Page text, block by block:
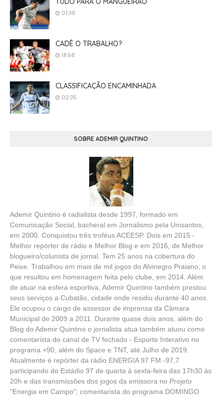
01:38
CADÊ O TRABALHO?
18:58
CLASSIFICAÇÃO ENCAMINHADA
02:35
SOBRE ADEMIR QUINTINO
Ademir Quintino é radialista desde 1997, formado em
Comunicação Social, bacheral em Jornalismo pela Unisantos,
em 2000. Conquistou três troféus ACEESP. Dois em 2015 -
Melhor repórter de rádio e Melhor Blog e em 2016, de Melhor
blogueiro/colunista de jornal. Tem 25 anos na cobertura do
Peixe. Trabalhou em mais de mil jogos do Alvinegro Praiano, o
que resultou em homenagem feita pelo clube, em 2014. Além
de atuar na esfera esportiva, Ademir Quintino também prestou
seus serviços a Cubatão, cidade onde residiu durante 40 anos.
Ele ocupou o cargo de assessor de imprensa da Câmara
Municipal de 2009 a 2011. Durante quase dois anos, além do
Blog do Ademir Quintino o jornalista atua também atuou como
comentarista do canal de TV fechado - Esporte Interativo no
programa +90, além do Space e TNT, até Julho de 2019.
Atualmente é repórter da rádio ENERGIA 97 FM -97,7
participando do Estádio 97 de quarta á sexta-feira das 17h30 às
20h e das transmissões dos jogos da emissora no Projeto
"Energia em Campo"; comentarista do programa DOMINGO